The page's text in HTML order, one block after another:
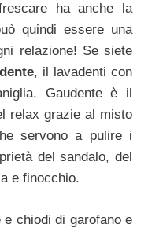
ha anche la
quindi essere una
relazione! Se siete
, il lavadenti con
Gaudente è il
relax grazie al misto
servono a pulire i
del sandalo, del
e finocchio.
chiodi di garofano e